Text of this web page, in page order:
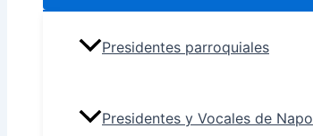
Presidentes parroquiales
Presidentes y Vocales de Napo